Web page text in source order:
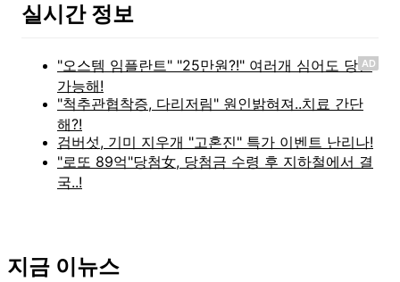
실시간 정보
AD
지금 이뉴스